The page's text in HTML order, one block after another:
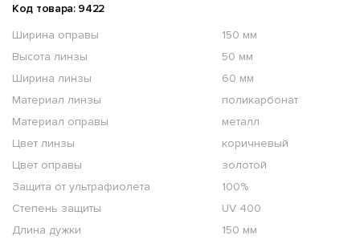
Код товара: 9422
Ширина оправы
150 мм
Высота линзы
50 мм
Ширина линзы
60 мм
Материал линзы
поликарбонат
Материал оправы
металл
Цвет линзы
коричневый
Цвет оправы
золотой
Защита от ультрафиолета
100%
Степень защиты
UV 400
Длина дужки
150 мм